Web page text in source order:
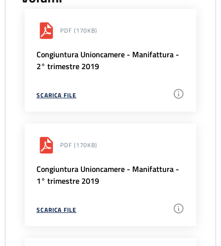
PDF (170KB)
Congiuntura Unioncamere - Manifattura -
2° trimestre 2019
SCARICA FILE
PDF (170KB)
Congiuntura Unioncamere - Manifattura -
1° trimestre 2019
SCARICA FILE